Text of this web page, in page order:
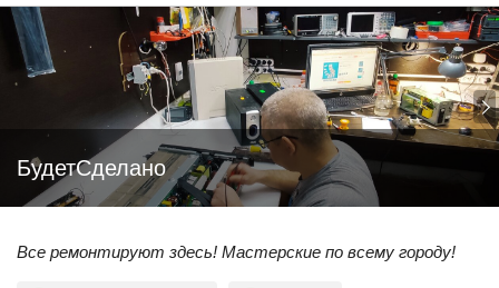
БудетСделано
Все ремонтируют здесь! Мастерские по всему городу!